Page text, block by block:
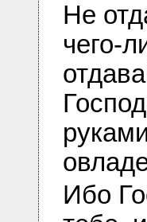
Не
чего-
Ибо